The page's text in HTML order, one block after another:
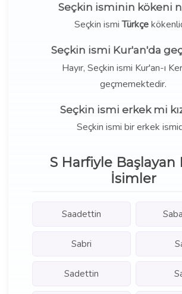
Seçkin isminin kökeni
Seçkin ismiTürkçe
Seçkin ismi Kur'an'da
Hayır, Seçkin ismi Kur'an-ı
geçmemektedir.
Seçkin ismi erkek mi
Seçkin ismi bir erkek
S Harfiyle Başlayan
İsimler
Saadettin
Sabri
Sadettin